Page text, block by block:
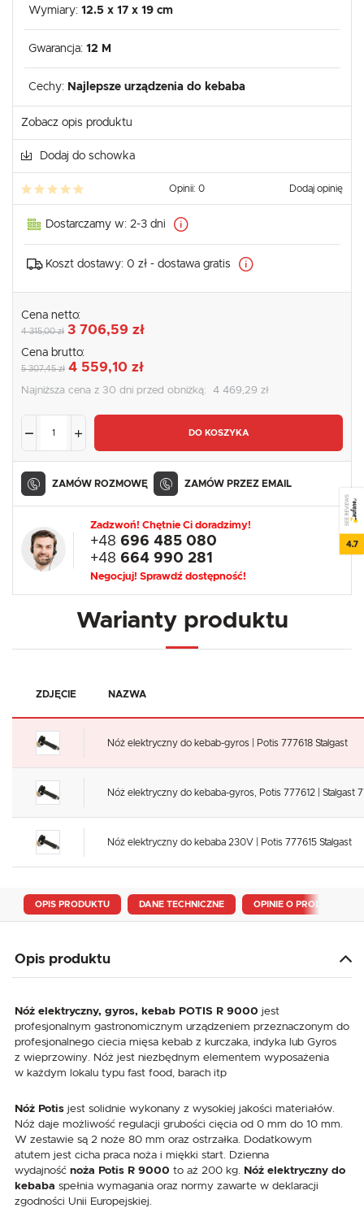
Wymiary: 12.5 x 17 x 19 cm
Gwarancja: 12 M
Cechy: Najlepsze urządzenia do kebaba
Zobacz opis produktu
Dodaj do schowka
Opinii: 0 Dodaj opinię
Dostarczamy w: 2-3 dni
Koszt dostawy: 0 zł - dostawa gratis
Cena netto:
4 315,00 zł 3 706,59 zł
Cena brutto:
5 307,45 zł 4 559,10 zł
Najniższa cena z 30 dni przed obniżką: 4 469,29 zł
DO KOSZYKA
ZAMÓW ROZMOWĘ ZAMÓW PRZEZ EMAIL
Zadzwoń! Chętnie Ci doradzimy!
+48 696 485 080
+48 664 990 281
Negocjuj! Sprawdź dostępność!
Warianty produktu
ZDJĘCIE NAZWA
Nóż elektryczny do kebab-gyros | Potis 777618 Stalgast
Nóż elektryczny do kebaba-gyros, Potis 777612 | Stalgast
Nóż elektryczny do kebaba 230V | Potis 777615 Stalgast
OPIS PRODUKTU DANE TECHNICZNE OPINIE O PRODUKCIE
Opis produktu
Nóż elektryczny, gyros, kebab POTIS R 9000 jest
profesjonalnym gastronomicznym urządzeniem przeznaczonym do
profesjonalnego ciecia mięsa kebab z kurczaka, indyka lub Gyros
z wieprzowiny. Nóż jest niezbędnym elementem wyposażenia
w każdym lokalu typu fast food, barach itp
Nóż Potis jest solidnie wykonany z wysokiej jakości materiałów.
Nóż daje możliwość regulacji grubości cięcia od 0 mm do 10 mm.
W zestawie są 2 noże 80 mm oraz ostrzałka. Dodatkowym
atutem jest cicha praca noża i miękki start. Dzienna
wydajność noża Potis R 9000 to aż 200 kg. Nóż elektryczny do
kebaba spełnia wymagania oraz normy zawarte w deklaracji
zgodności Unii Europejskiej.
SEE REVIEWS
4.7